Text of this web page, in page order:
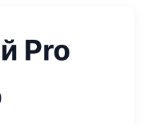
Pro